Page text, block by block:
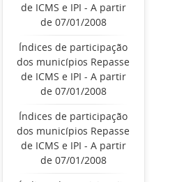
de ICMS e IPI - A partir
de 07/01/2008
Índices de participação
dos municípios Repasse
de ICMS e IPI - A partir
de 07/01/2008
Índices de participação
dos municípios Repasse
de ICMS e IPI - A partir
de 07/01/2008